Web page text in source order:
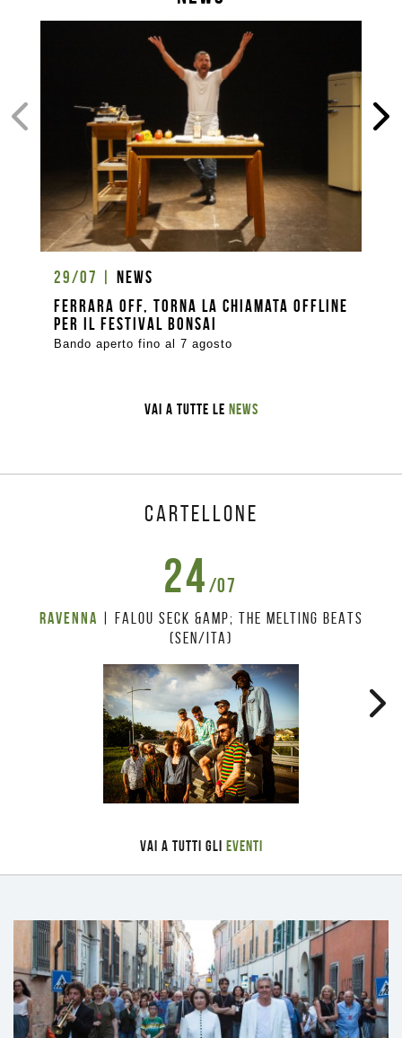
29/07
News
Ferrara Off, torna la Chiamata OFFline
per il Festival Bonsai
Bando aperto fino al 7 agosto
Vai a tutte le News
Cartellone
24 /07
Ravenna | FALOU SECK &amp; THE MELTING BEATS
(SEN/ITA)
Vai a tutti gli Eventi
può
interessare